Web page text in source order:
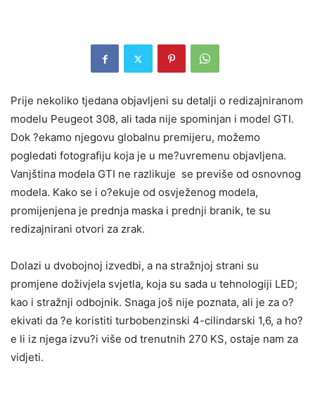
Prije nekoliko tjedana objavljeni su detalji o redizajniranom
modelu Peugeot 308, ali tada nije spominjan i model GTI.
Dok ?ekamo njegovu globalnu premijeru, možemo
pogledati fotografiju koja je u me?uvremenu objavljena.
Vanjština modela GTI ne razlikuje se previše od osnovnog
modela. Kako se i o?ekuje od osvježenog modela,
promijenjena je prednja maska i prednji branik, te su
redizajnirani otvori za zrak.
Dolazi u dvobojnoj izvedbi, a na stražnjoj strani su
promjene doživjela svjetla, koja su sada u tehnologiji LED;
kao i stražnji odbojnik. Snaga još nije poznata, ali je za o?
ekivati da ?e koristiti turbobenzinski 4-cilindarski 1,6, a ho?
e li iz njega izvu?i više od trenutnih 270 KS, ostaje nam za
vidjeti.